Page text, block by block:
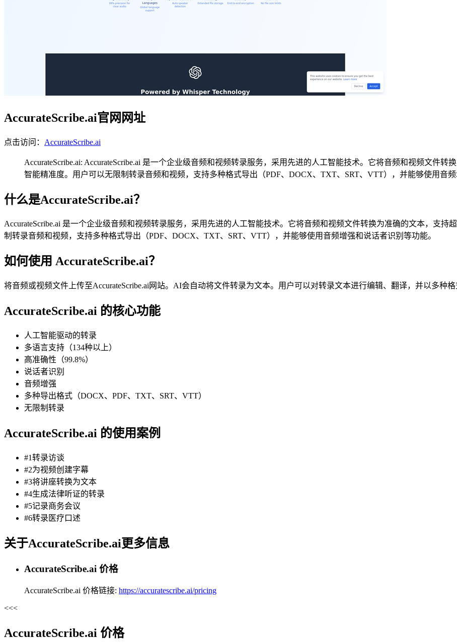
AccurateScribe.ai官网网址
点击访问： AccurateScribe.ai
AccurateScribe.ai: AccurateScribe.ai 是一个企业级音频和视频转录服务，采用先进的人工智能技术。它将音频和视频文件转
智能精准度。用户可以无限制转录音频和视频，支持多种格式导出（PDF、DOCX、TXT、SRT、VTT），并能够使用音频
什么是AccurateScribe.ai？
AccurateScribe.ai 是一个企业级音频和视频转录服务，采用先进的人工智能技术。它将音频和视频文件转换为准确的文本，支持
制转录音频和视频，支持多种格式导出（PDF、DOCX、TXT、SRT、VTT），并能够使用音频增强和说话者识别等功能。
如何使用 AccurateScribe.ai？
将音频或视频文件上传至AccurateScribe.ai网站。AI会自动将文件转录为文本。用户可以对转录文本进行编辑、翻译，并以多种格
AccurateScribe.ai 的核心功能
人工智能驱动的转录
多语言支持（134种以上）
高准确性（99.8%）
说话者识别
音频增强
多种导出格式（DOCX、PDF、TXT、SRT、VTT）
无限制转录
AccurateScribe.ai 的使用案例
#1转录访谈
#2为视频创建字幕
#3将讲座转换为文本
#4生成法律听证的转录
#5记录商务会议
#6转录医疗口述
关于AccurateScribe.ai更多信息
AccurateScribe.ai 价格
AccurateScribe.ai 价格链接: https://accuratescribe.ai/pricing
<<<
AccurateScribe.ai 价格